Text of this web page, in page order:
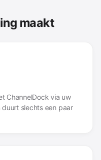
maakt
ChannelDock via uw
slechts een paar